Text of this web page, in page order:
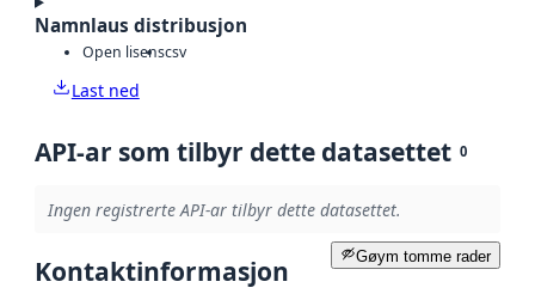
Namnlaus distribusjon
Open lisenscsv
Last ned
API-ar som tilbyr dette datasettet 0
Ingen registrerte API-ar tilbyr dette datasettet.
Gøym tomme rader
Kontaktinformasjon